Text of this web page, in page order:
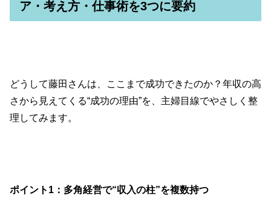
ア・考え方・仕事術を3つに要約
どうして藤田さんは、ここまで成功できたのか？年収の高
さから見えてくる“成功の理由”を、主婦目線でやさしく整
理してみます。
ポイント1：多角経営で“収入の柱”を複数持つ